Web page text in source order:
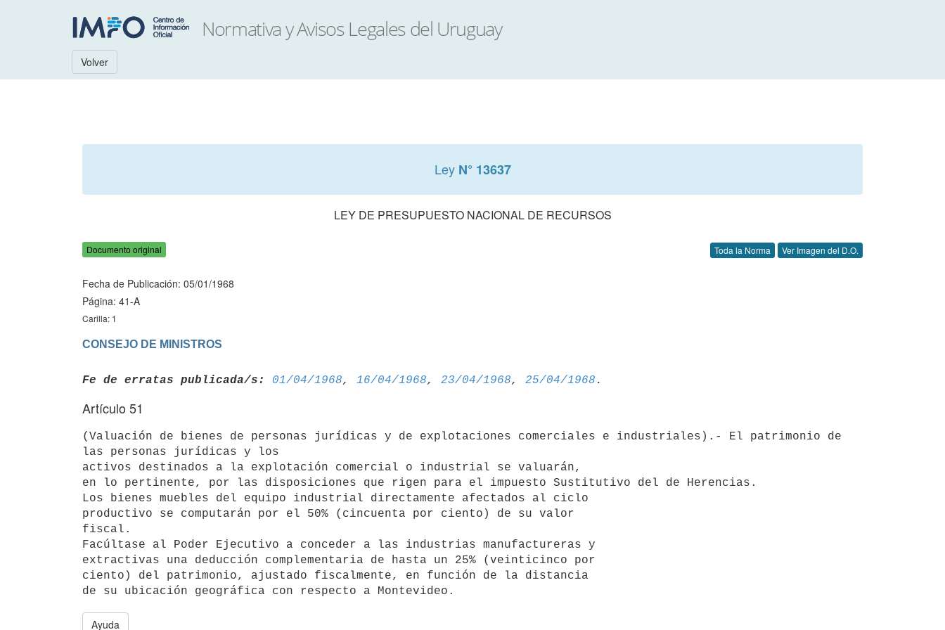
Volver
Ley N° 13637
LEY DE PRESUPUESTO NACIONAL DE RECURSOS
Documento original Toda la Norma Ver Imagen del D.O.
Fecha de Publicación: 05/01/1968
Página: 41-A
Carilla: 1
CONSEJO DE MINISTROS
Fe de erratas publicada/s: 01/04/1968, 16/04/1968, 23/04/1968, 25/04/1968
Artículo 51
(Valuación de bienes de personas jurídicas y de explotaciones comerciales e industriales).- El patrimonio de
las personas jurídicas y los
activos destinados a la explotación comercial o industrial se valuarán,
en lo pertinente, por las disposiciones que rigen para el impuesto Sustitutivo del de Herencias.
Los bienes muebles del equipo industrial directamente afectados al ciclo
productivo se computarán por el 50% (cincuenta por ciento) de su valor
fiscal.
Facúltase al Poder Ejecutivo a conceder a las industrias manufactureras y
extractivas una deducción complementaria de hasta un 25% (veinticinco por
ciento) del patrimonio, ajustado fiscalmente, en función de la distancia
Ayuda